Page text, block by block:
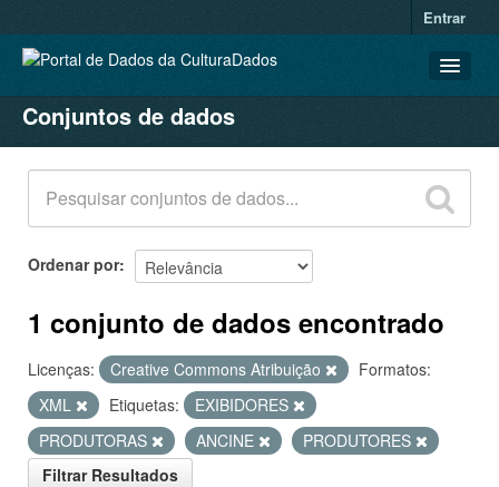
Entrar
CONJUNTOS DE DADOS
ORGANIZAÇÕES
GRUPOS
SOBRE
Conjuntos de dados
Ordenar por
1 conjunto de dados encontrado
Licenças: Creative Commons Atribuição
Formatos:
XML
Etiquetas:
EXIBIDORES
PRODUTORAS
ANCINE
PRODUTORES
Filtrar Resultados